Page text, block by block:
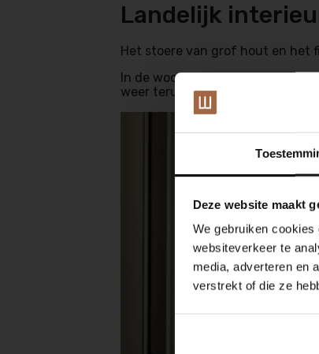
Deze website maakt
We gebruiken
websiteverkeer te
media, adverteren en
verstrekt of die ze
Landelijk
Het stoere van grof hout en het
In de woonkamer en keuken
weer terug in de rustieke PVC